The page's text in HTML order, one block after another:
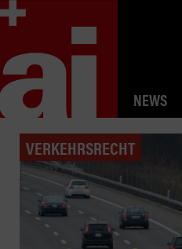
NEWS
VERKEHRSRECHT